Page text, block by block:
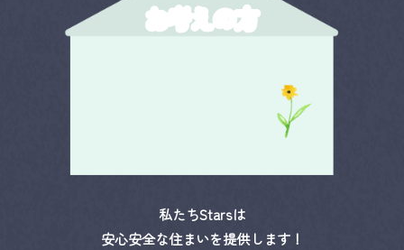
お考えの方
私たちStarsは
安心安全な住まいを提供します！